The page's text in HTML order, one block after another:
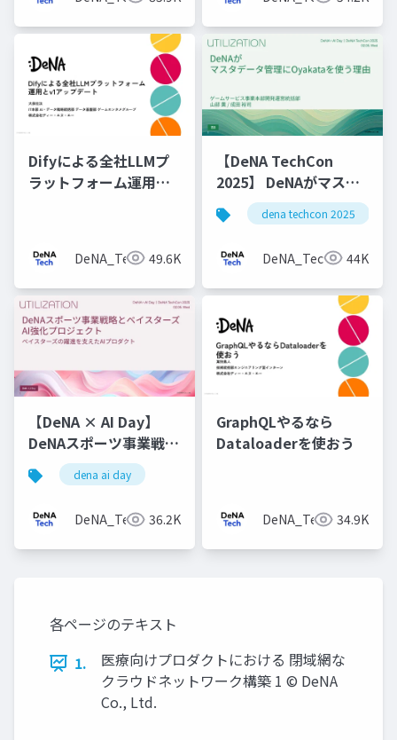
Difyによる全社LLMプ
ラットフォーム運用と
DeNA_Tech 49.6K
【DeNA TechCon
2025】 DeNAがマスタ
データ管理にOyakata
を使う理由
dena techcon 2025
DeNA_Tech 44K
【DeNA × AI Day】
DeNAスポーツ事業戦略
とベイスターズAI強化
プロジェクト
dena ai day
DeNA_Tech 36.2K
GraphQLやるなら
Dataloaderを使おう
DeNA_Tech 34.9K
各ページのテキスト
1.
医療向けプロダクトにおける 閉域網な
クラウドネットワーク構築 1 © DeNA
Co., Ltd.